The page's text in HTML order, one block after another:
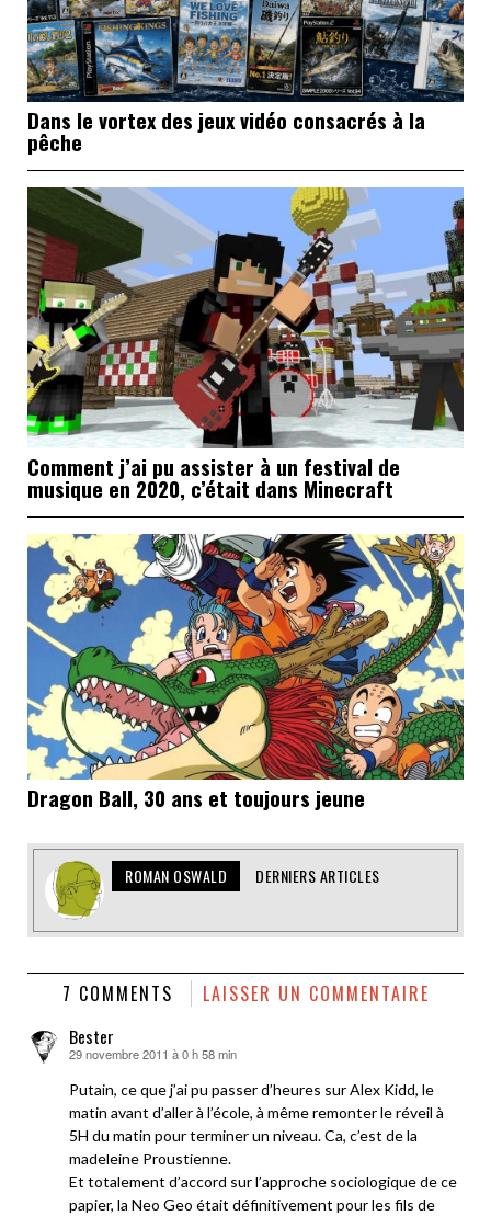
Dans le vortex des jeux vidéo consacrés à la
pêche
Comment j’ai pu assister à un festival de
musique en 2020, c’était dans Minecraft
Dragon Ball, 30 ans et toujours jeune
ROMAN OSWALD DERNIERS ARTICLES
7 COMMENTS LAISSER UN COMMENTAIRE
Bester
dit :
29 novembre 2011 à 0 h 58 min
Putain, ce que j’ai pu passer d’heures sur Alex Kidd, le
matin avant d’aller à l’école, à même remonter le réveil à
5H du matin pour terminer un niveau. Ca, c’est de la
madeleine Proustienne.
Et totalement d’accord sur l’approche sociologique de ce
papier, la Neo Geo était définitivement pour les fils de